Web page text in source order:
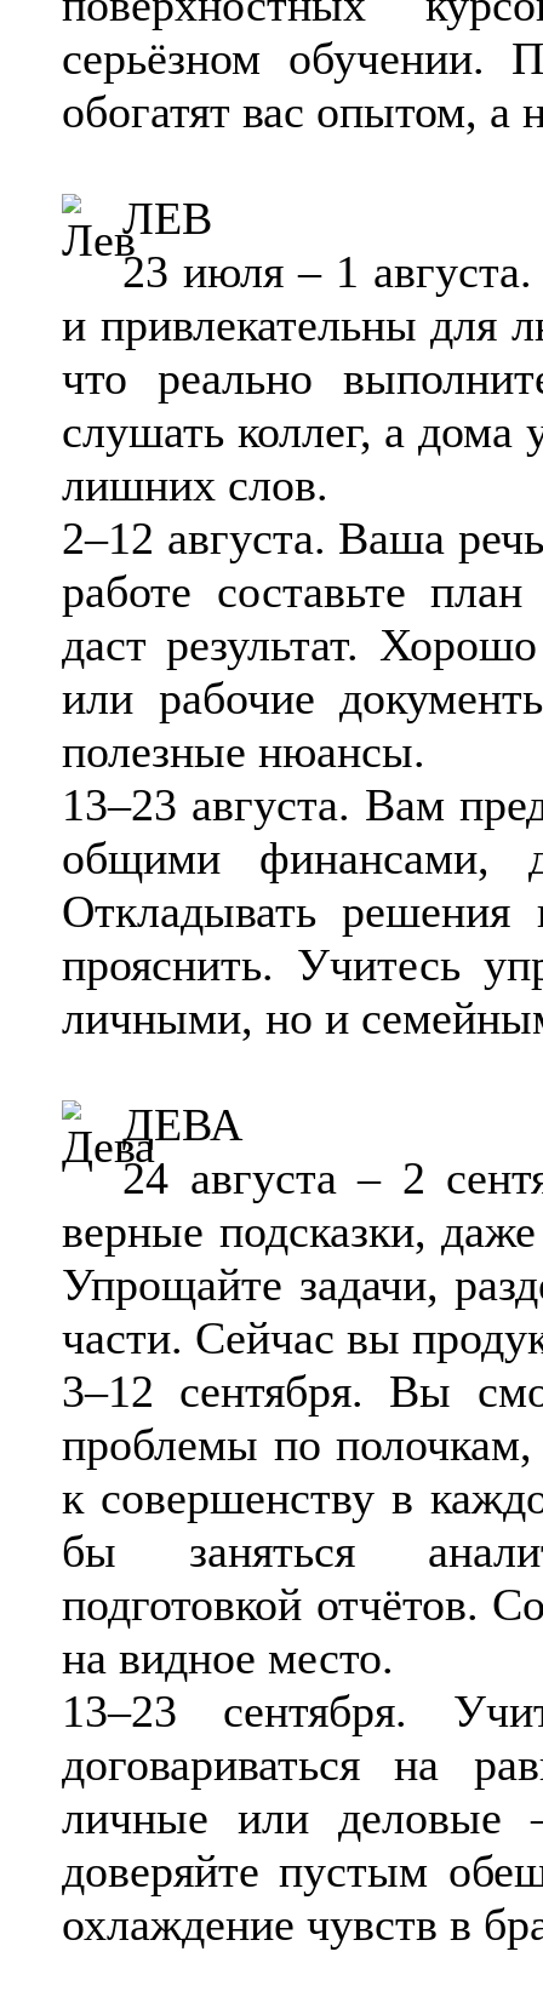
серьёзном обучении.
обогатят вас опытом, а
ЛЕВ
23 июля – 1
и привлекательны для
что реально
слушать коллег, а дома
лишних слов.
2–12 августа. Ваша
работе составьте
даст результат.
или рабочие
полезные нюансы.
13–23 августа. Вам
общими финансами,
Откладывать
прояснить. Учитесь
личными, но и
ДЕВА
24 августа – 2
верные подсказки,
Упрощайте задачи,
части. Сейчас вы
3–12 сентября. Вы
проблемы по полочкам,
к совершенству в
бы заняться
подготовкой отчётов.
на видное место.
13–23 сентября.
договариваться на
личные или деловые
доверяйте пустым
охлаждение чувств в